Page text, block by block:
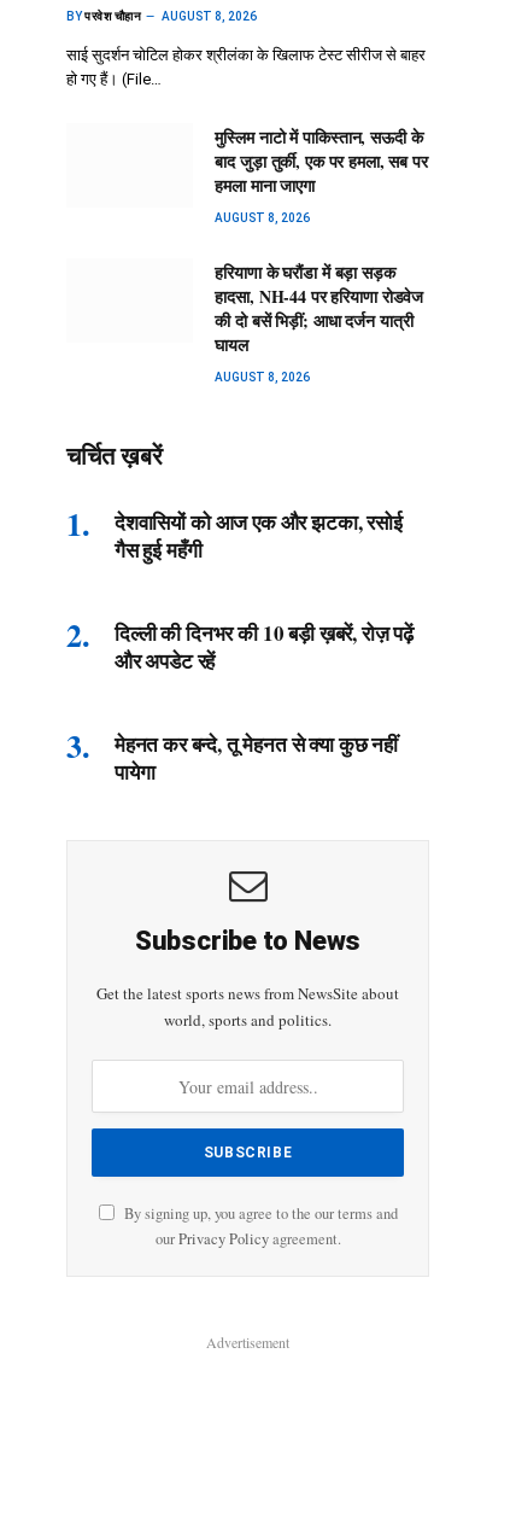
BYपरवेश चौहान AUGUST 8, 2026
साई सुदर्शन चोटिल होकर श्रीलंका के खिलाफ टेस्ट सीरीज से बाहर
हो गए हैं। (File…
मुस्लिम नाटो में पाकिस्तान, सऊदी के
बाद जुड़ा तुर्की, एक पर हमला, सब पर
हमला माना जाएगा
AUGUST 8, 2026
हरियाणा के घरौंडा में बड़ा सड़क
हादसा, NH-44 पर हरियाणा रोडवेज
की दो बसें भिड़ीं; आधा दर्जन यात्री
घायल
AUGUST 8, 2026
चर्चित ख़बरें
देशवासियों को आज एक और झटका, रसोई
गैस हुई महँगी
दिल्ली की दिनभर की 10 बड़ी ख़बरें, रोज़ पढ़ें
और अपडेट रहें
मेहनत कर बन्दे, तू मेहनत से क्या कुछ नहीं
पायेगा
Subscribe to News
Get the latest sports news from NewsSite about
world, sports and politics.
By signing up, you agree to the our terms and
ourPrivacy Policyagreement.
Advertisement